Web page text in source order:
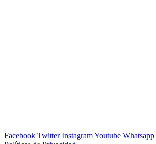
Facebook Twitter InstagramYoutube Whatsapp